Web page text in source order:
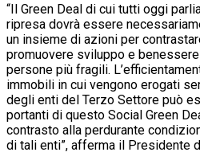
“Il Green Deal di cui tutti oggi
ripresa dovrà essere
un insieme di azioni per
promuovere sviluppo e
persone più fragili.
immobili in cui vengono erogati
degli enti del Terzo Settore può
portanti di questo Social Green
contrasto alla perdurante
di tali enti”, afferma il Presidente